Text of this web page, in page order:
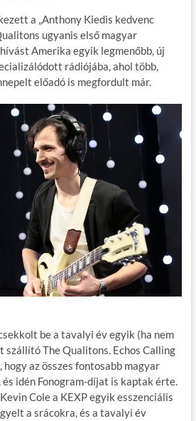
m
bl
r
er
es
t
za
m
e
g
a „Anthony Kiedis kedvenc
ugyanis első magyar
Amerika egyik legmenőbb, új
rádiójába, ahol több,
előadó is megfordult már.
be a tavalyi év egyik (ha nem
szállító The Qualitons. Echos Calling
hogy az összes fontosabb magyar
idén Fonogram-díjat is kaptak érte.
Cole a KEXP egyik esszenciális
a srácokra, és a tavalyi év